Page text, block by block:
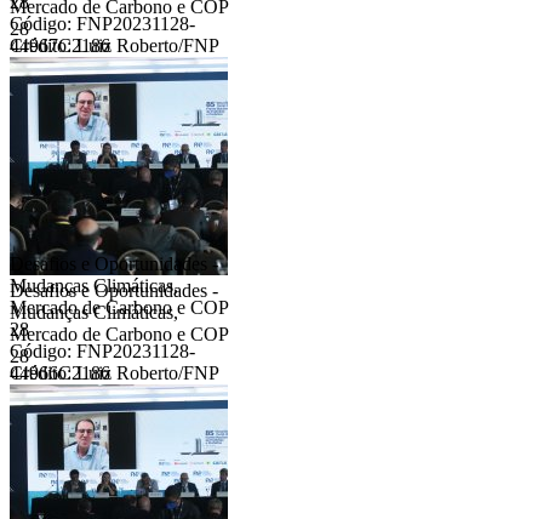
Mercado de Carbono e COP
28
Código: FNP20231128-
44967C2186
Crédito: Luiz Roberto/FNP
Desafios e Oportunidades -
Mudanças Climáticas,
Mercado de Carbono e COP
28
Desafios e Oportunidades -
Mudanças Climáticas,
Mercado de Carbono e COP
28
Código: FNP20231128-
44966C2186
Crédito: Luiz Roberto/FNP